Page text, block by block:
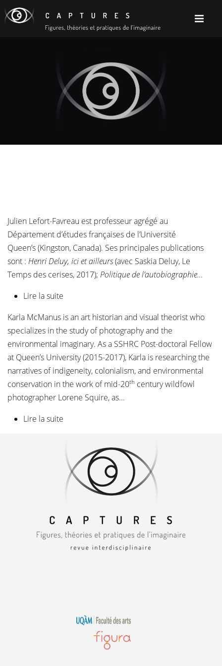
Julien Lefort-Favreau est professeur agrégé au
Département d’études françaises de l’Université
Queen’s (Kingston, Canada). Ses principales publications
sont : Henri Deluy, ici et ailleurs(avec Saskia Deluy, Le
Temps des cerises, 2017); Politique de l’autobiographie…
Lire la suite
Karla McManus is an art historian and visual theorist who
specializes in the study of photography and the
environmental imaginary. As a SSHRC Post-doctoral Fellow
at Queen’s University (2015-2017), Karla is researching the
narratives of indigeneity, colonialism, and environmental
conservation in the work of mid-20th century wildfowl
photographer Lorene Squire, as...
Lire la suite